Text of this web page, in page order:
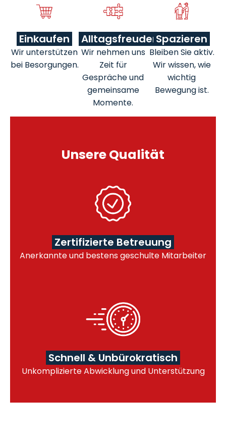
Einkaufen
Wir unterstützen
bei Besorgungen.
Alltagsfreuden
Wir nehmen uns
Zeit für
Gespräche und
gemeinsame
Momente.
Spazieren
Bleiben Sie aktiv.
Wir wissen, wie
wichtig
Bewegung ist.
Unsere Qualität
Zertifizierte Betreuung
Anerkannte und bestens geschulte Mitarbeiter
Schnell & Unbürokratisch
Unkomplizierte Abwicklung und Unterstützung